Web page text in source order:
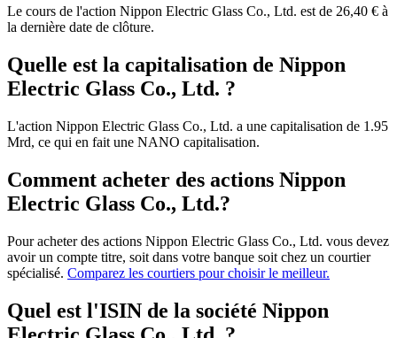
Le cours de l'action Nippon Electric Glass Co., Ltd. est de 26,40 € à
la dernière date de clôture.
Quelle est la capitalisation de Nippon
Electric Glass Co., Ltd. ?
L'action Nippon Electric Glass Co., Ltd. a une capitalisation de 1.95
Mrd, ce qui en fait une NANO capitalisation.
Comment acheter des actions Nippon
Electric Glass Co., Ltd.?
Pour acheter des actions Nippon Electric Glass Co., Ltd. vous devez
avoir un compte titre, soit dans votre banque soit chez un courtier
spécialisé. Comparez les courtiers pour choisir le meilleur.
Quel est l'ISIN de la société Nippon